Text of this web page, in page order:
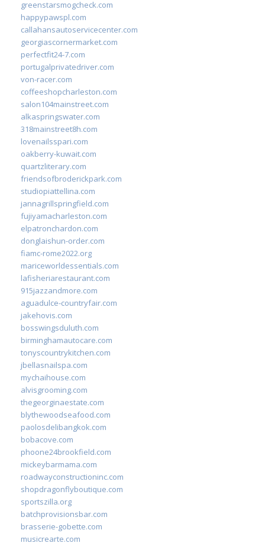
greenstarsmogcheck.com
happypawspl.com
callahansautoservicecenter.com
georgiascornermarket.com
perfectfit24-7.com
portugalprivatedriver.com
von-racer.com
coffeeshopcharleston.com
salon104mainstreet.com
alkaspringswater.com
318mainstreet8h.com
lovenailsspari.com
oakberry-kuwait.com
quartzliterary.com
friendsofbroderickpark.com
studiopiattellina.com
jannagrillspringfield.com
fujiyamacharleston.com
elpatronchardon.com
donglaishun-order.com
fiamc-rome2022.org
mariceworldessentials.com
lafisheriarestaurant.com
915jazzandmore.com
aguadulce-countryfair.com
jakehovis.com
bosswingsduluth.com
birminghamautocare.com
tonyscountrykitchen.com
jbellasnailspa.com
mychaihouse.com
alvisgrooming.com
thegeorginaestate.com
blythewoodseafood.com
paolosdelibangkok.com
bobacove.com
phoone24brookfield.com
mickeybarmama.com
roadwayconstructioninc.com
shopdragonflyboutique.com
sportszilla.org
batchprovisionsbar.com
brasserie-gobette.com
musicrearte.com